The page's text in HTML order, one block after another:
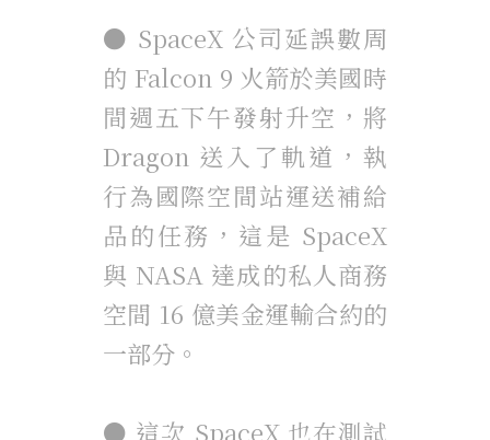
● SpaceX 公司延誤數周
的 Falcon 9 火箭於美國時
間週五下午發射升空，將
Dragon 送入了軌道，執
行為國際空間站運送補給
品的任務，這是 SpaceX
與 NASA 達成的私人商務
空間 16 億美金運輸合約的
一部分。
● 這次 SpaceX 也在測試